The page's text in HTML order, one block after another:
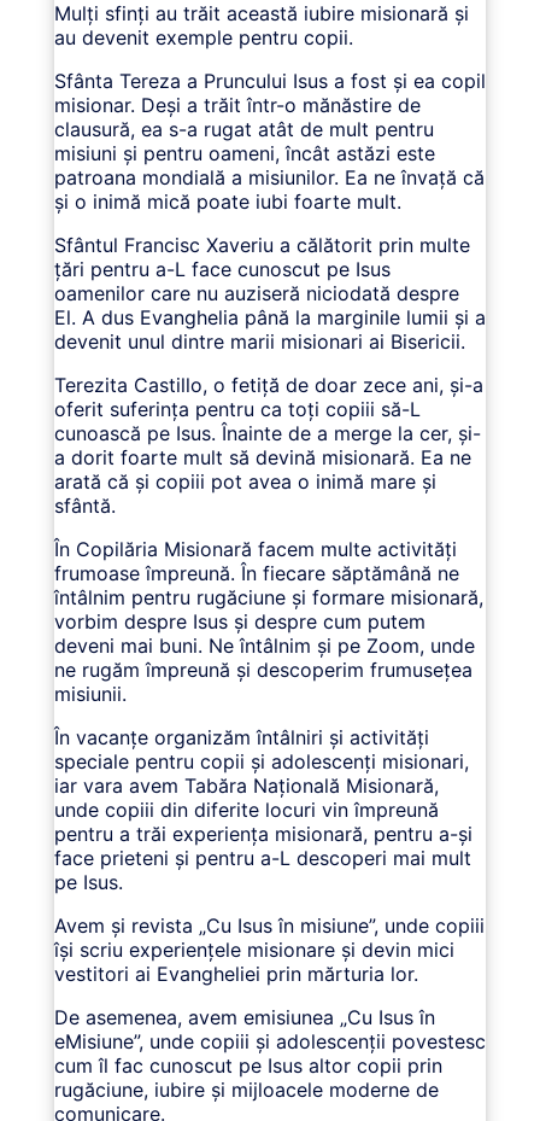
Mulți sfinți au trăit această iubire misionară și
au devenit exemple pentru copii.
Sfânta Tereza a Pruncului Isus a fost și ea copil
misionar. Deși a trăit într-o mănăstire de
clausură, ea s-a rugat atât de mult pentru
misiuni și pentru oameni, încât astăzi este
patroana mondială a misiunilor. Ea ne învață că
și o inimă mică poate iubi foarte mult.
Sfântul Francisc Xaveriu a călătorit prin multe
țări pentru a-L face cunoscut pe Isus
oamenilor care nu auziseră niciodată despre
El. A dus Evanghelia până la marginile lumii și a
devenit unul dintre marii misionari ai Bisericii.
Terezita Castillo, o fetiță de doar zece ani, și-a
oferit suferința pentru ca toți copiii să-L
cunoască pe Isus. Înainte de a merge la cer, și-
a dorit foarte mult să devină misionară. Ea ne
arată că și copiii pot avea o inimă mare și
sfântă.
În Copilăria Misionară facem multe activități
frumoase împreună. În fiecare săptămână ne
întâlnim pentru rugăciune și formare misionară,
vorbim despre Isus și despre cum putem
deveni mai buni. Ne întâlnim și pe Zoom, unde
ne rugăm împreună și descoperim frumusețea
misiunii.
În vacanțe organizăm întâlniri și activități
speciale pentru copii și adolescenți misionari,
iar vara avem Tabăra Națională Misionară,
unde copiii din diferite locuri vin împreună
pentru a trăi experiența misionară, pentru a-și
face prieteni și pentru a-L descoperi mai mult
pe Isus.
Avem și revista „Cu Isus în misiune”, unde copiii
își scriu experiențele misionare și devin mici
vestitori ai Evangheliei prin mărturia lor.
De asemenea, avem emisiunea „Cu Isus în
eMisiune”, unde copiii și adolescenții povestesc
cum îl fac cunoscut pe Isus altor copii prin
rugăciune, iubire și mijloacele moderne de
comunicare.